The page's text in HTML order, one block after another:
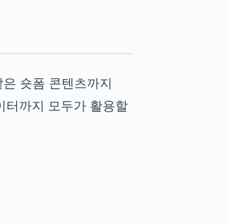
숏폼 콘텐츠까지
터까지 모두가 활용할